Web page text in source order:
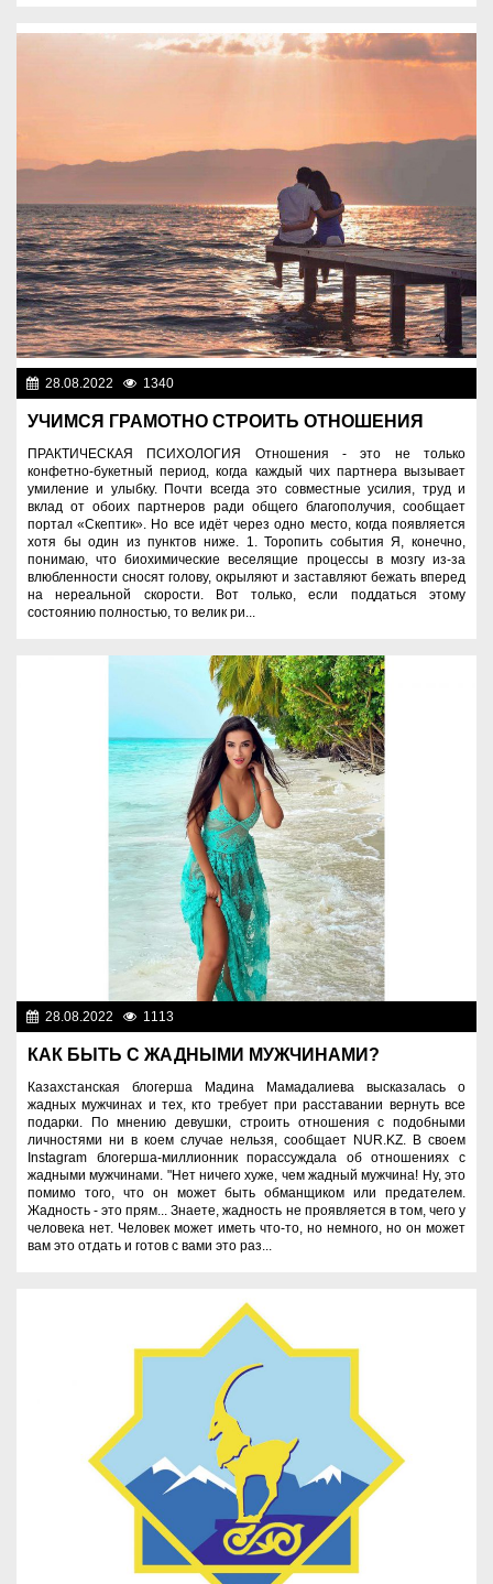
28.08.2022 1340
УЧИМСЯ ГРАМОТНО СТРОИТЬ ОТНОШЕНИЯ
ПРАКТИЧЕСКАЯ ПСИХОЛОГИЯ Отношения - это не только
конфетно-букетный период, когда каждый чих партнера вызывает
умиление и улыбку. Почти всегда это совместные усилия, труд и
вклад от обоих партнеров ради общего благополучия, сообщает
портал «Скептик». Но все идёт через одно место, когда появляется
хотя бы один из пунктов ниже. 1. Торопить события Я, конечно,
понимаю, что биохимические веселящие процессы в мозгу из-за
влюбленности сносят голову, окрыляют и заставляют бежать вперед
на нереальной скорости. Вот только, если поддаться этому
состоянию полностью, то велик ри...
28.08.2022 1113
КАК БЫТЬ С ЖАДНЫМИ МУЖЧИНАМИ?
Казахстанская блогерша Мадина Мамадалиева высказалась о
жадных мужчинах и тех, кто требует при расставании вернуть все
подарки. По мнению девушки, строить отношения с подобными
личностями ни в коем случае нельзя, сообщает NUR.KZ. В своем
Instagram блогерша-миллионник порассуждала об отношениях с
жадными мужчинами. "Нет ничего хуже, чем жадный мужчина! Ну, это
помимо того, что он может быть обманщиком или предателем.
Жадность - это прям... Знаете, жадность не проявляется в том, чего у
человека нет. Человек может иметь что-то, но немного, но он может
вам это отдать и готов с вами это раз...